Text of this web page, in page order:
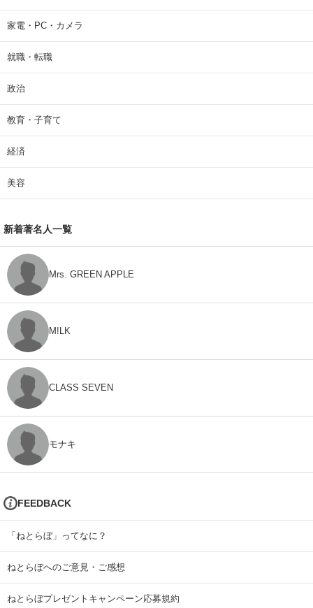
家電・PC・カメラ
就職・転職
政治
教育・子育て
経済
美容
新着著名人一覧
Mrs. GREEN APPLE
M!LK
CLASS SEVEN
モナキ
FEEDBACK
「ねとらぼ」ってなに？
ねとらぼへのご意見・ご感想
ねとらぼプレゼントキャンペーン応募規約